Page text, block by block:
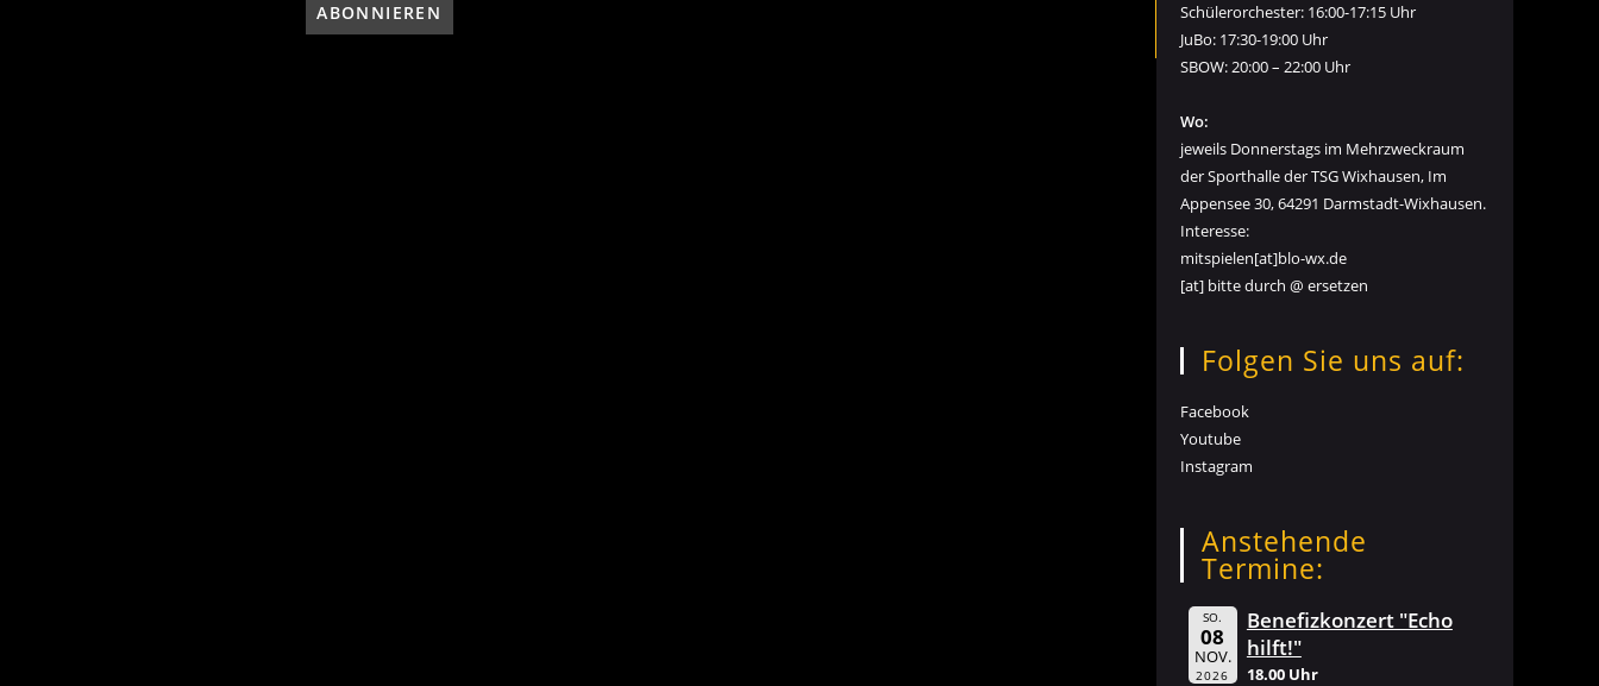
Schülerorchester: 16:00-17:15 Uhr
JuBo: 17:30-19:00 Uhr
SBOW: 20:00 – 22:00 Uhr
Wo:
jeweils Donnerstags im Mehrzweckraum
der Sporthalle der TSG Wixhausen, Im
Appensee 30, 64291 Darmstadt-Wixhausen.
Interesse:
mitspielen[at]blo-wx.de
[at] bitte durch @ ersetzen
Folgen Sie uns auf:
Facebook
Youtube
Instagram
Anstehende
Termine:
SO.
08
NOV.
2026
Benefizkonzert "Echo
hilft!"
18.00 Uhr